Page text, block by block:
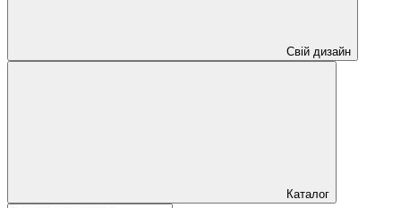
Свій дизайн
Каталог